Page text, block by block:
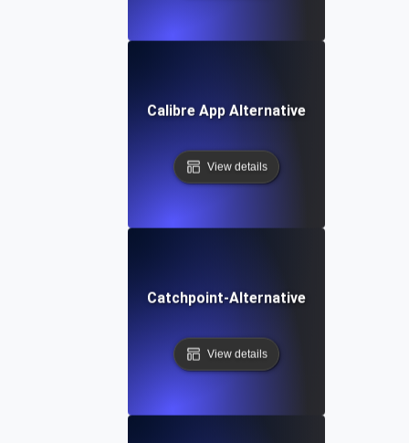
Calibre App Alternative
View details
Catchpoint-Alternative
View details